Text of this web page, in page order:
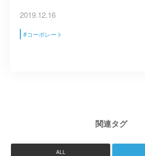
2019.12.16
コーポレート
関連タグ
ALL